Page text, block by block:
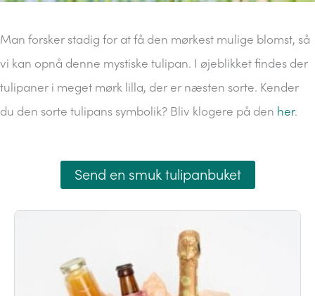
Man forsker stadig for at få den mørkest mulige blomst, så
vi kan opnå denne mystiske tulipan. I øjeblikket findes der
tulipaner i meget mørk lilla, der er næsten sorte. Kender
du den sorte tulipans symbolik? Bliv klogere på den her.
Send en smuk tulipanbuket